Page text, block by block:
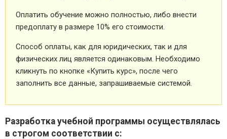
Оплатить обучение можно полностью, либо внести
предоплату в размере 10% его стоимости.
Способ оплаты, как для юридических, так и для
физических лиц является одинаковым. Необходимо
кликнуть по кнопке «Купить курс», после чего
заполнить все данные, запрашиваемые системой.
Разработка учебной программы осуществлялась
в строгом соответствии с: